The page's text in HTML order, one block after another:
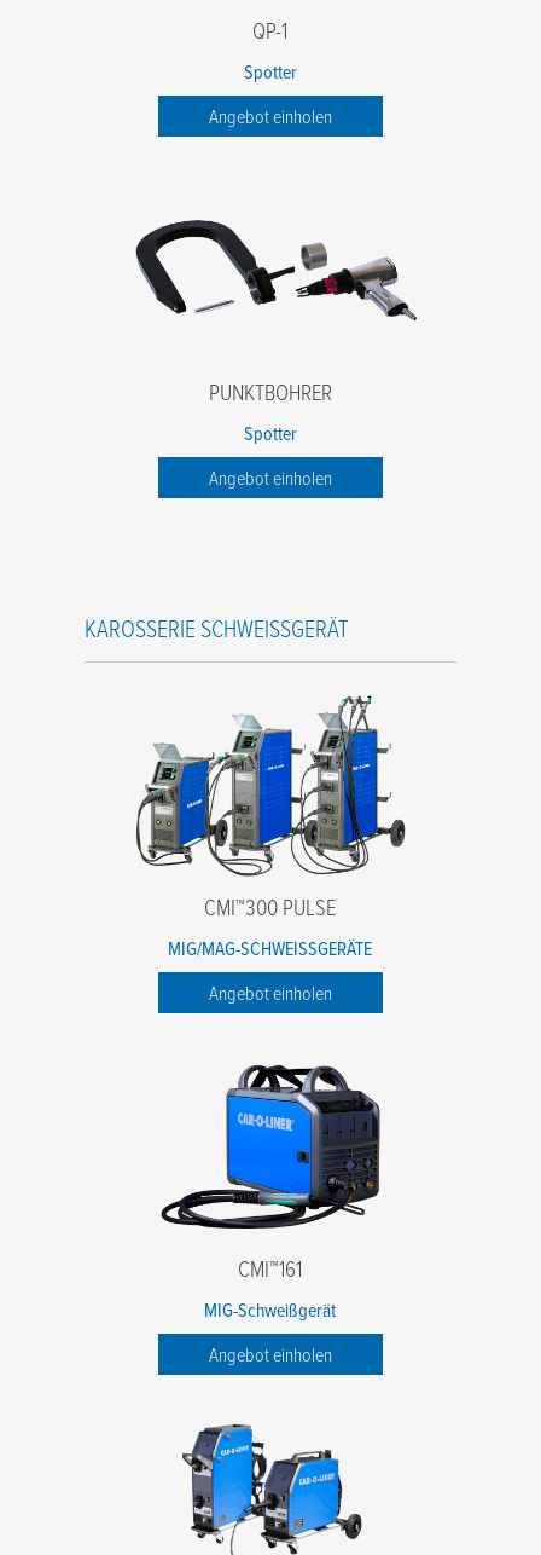
QP-1
Spotter
Angebot einholen
PUNKTBOHRER
Spotter
Angebot einholen
KAROSSERIE SCHWEISSGERÄT
CMI™300 PULSE
MIG/MAG-SCHWEISSGERÄTE
Angebot einholen
CMI™161
MIG-Schweißgerät
Angebot einholen